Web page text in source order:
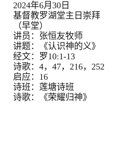
2024年6月30日
基督教罗湖堂主日崇拜
（早堂）
讲员：张恒友牧师
讲题：《认识神的义》
经文：罗10:1-13
诗歌：4，47，216，252
启应：16
诗班：莲塘诗班
诗歌：《荣耀归神》